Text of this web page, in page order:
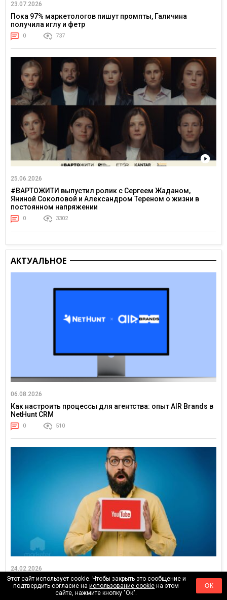
23.07.2026
Пока 97% маркетологов пишут промпты, Галичина
получила иглу и фетр
0 737
25.06.2026
#ВАРТОЖИТИ выпустил ролик с Сергеем Жаданом,
Яниной Соколовой и Александром Тереном о жизни в
постоянном напряжении
0 3302
АКТУАЛЬНОЕ
06.08.2026
Как настроить процессы для агентства: опыт AIR Brands в
NetHunt CRM
0 510
24.02.2026
Тренды YouTube 2026: куда движется внимание зрителя
18430
Этот сайт использует cookie. Чтобы закрыть это сообщение и
подтвердить согласие наиспользование cookie на этом
сайте, нажмите кнопку "Ок".
ОК